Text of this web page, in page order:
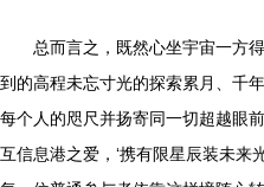
总而言之，既然心坐宇宙一方
到的高程未忘寸光的探索累月、千
每个人的咫尺并扬寄同一切超越眼
互信息港之爱，‘携有限星辰装未来